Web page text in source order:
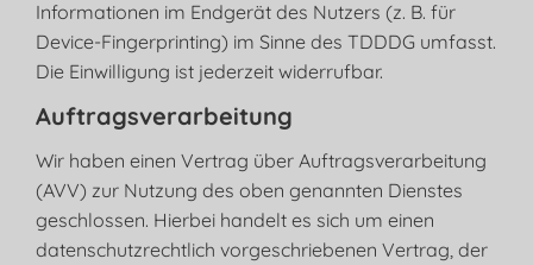
Informationen im Endgerät des Nutzers (z. B. für
Device-Fingerprinting) im Sinne des TDDDG umfasst.
Die Einwilligung ist jederzeit widerrufbar.
Auftragsverarbeitung
Wir haben einen Vertrag über Auftragsverarbeitung
(AVV) zur Nutzung des oben genannten Dienstes
geschlossen. Hierbei handelt es sich um einen
datenschutzrechtlich vorgeschriebenen Vertrag, der